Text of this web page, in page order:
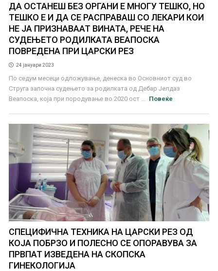
ДА ОСТАНЕШ БЕЗ ОРГАНИ Е МНОГУ ТЕШКО, НО
ТЕШКО Е И ДА СЕ РАСПРАВАШ СО ЛЕКАРИ КОИ
НЕ ЈА ПРИЗНАВААТ ВИНАТА, РЕЧЕ НА
СУДЕЊЕТО РОДИЛКАТА ВЕАПОСКА
ПОВРЕДЕНА ПРИ ЦАРСКИ РЕЗ
24 јануари 2023
По седум месеци одложување, денеска во Основниот суд во
Струга започна судењето за родилката од Дебар Јелдаз
Веапоска, која при породување во 2020 ост ...
Повеќе
СПЕЦИФИЧНА ТЕХНИКА НА ЦАРСКИ РЕЗ ОД
КОЈА ПОБРЗО И ПОЛЕСНО СЕ ОПОРАВУВА ЗА
ПРВПАТ ИЗВЕДЕНА НА СКОПСКА
ГИНЕКОЛОГИЈА